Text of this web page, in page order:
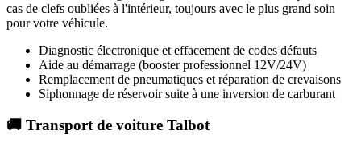
cas de clefs oubliées à l'intérieur, toujours avec le plus grand soin
pour votre véhicule.
Diagnostic électronique et effacement de codes défauts
Aide au démarrage (booster professionnel 12V/24V)
Remplacement de pneumatiques et réparation de crevaisons
Siphonnage de réservoir suite à une inversion de carburant
🚚 Transport de voiture Talbot